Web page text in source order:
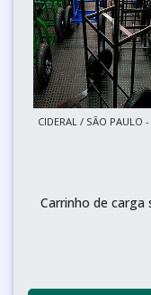
CIDERAL / SÃO PAULO -
Carrinho de carga